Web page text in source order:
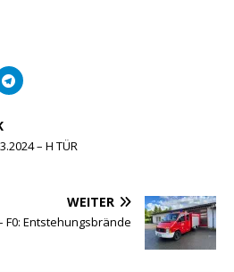
– H TÜR
WEITER
F0: Entstehungsbrände